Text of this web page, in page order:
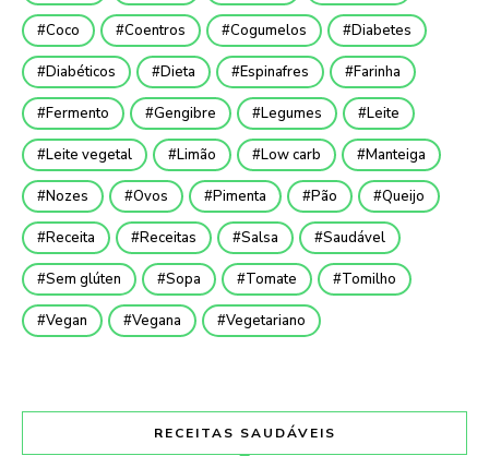
Coco Coentros Cogumelos Diabetes
Diabéticos Dieta Espinafres Farinha
Fermento Gengibre Legumes Leite
Leite vegetal Limão Low carb Manteiga
Nozes Ovos Pimenta Pão Queijo
Receita Receitas Salsa Saudável
Sem glúten Sopa Tomate Tomilho
Vegan Vegana Vegetariano
RECEITAS SAUDÁVEIS